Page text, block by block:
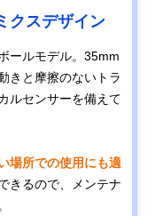
クスデザイン
ールモデル。35mm
きと摩擦のないトラ
ルセンサーを備えて
場所での使用にも適
きるので、メンテナ